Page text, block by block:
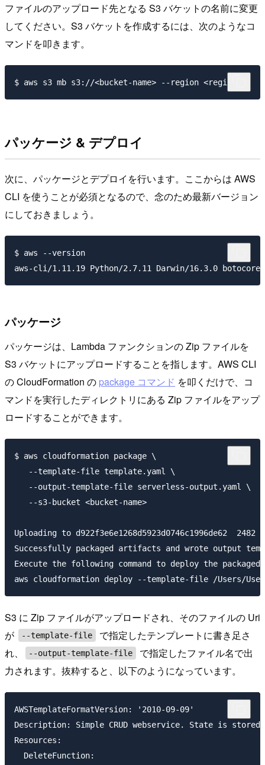
ファイルのアップロード先となる S3 バケットの名前に変更
してください。S3 バケットを作成するには、次のようなコ
マンドを叩きます。
パッケージ & デプロイ
次に、パッケージとデプロイを行います。ここからは AWS
CLI を使うことが必須となるので、念のため最新バージョン
にしておきましょう。
$ aws --version
パッケージ
パッケージは、Lambda ファンクションの Zip ファイルを
S3 バケットにアップロードすることを指します。AWS CLI
の CloudFormation の package コマンド を叩くだけで、コ
マンドを実行したディレクトリにある Zip ファイルをアップ
ロードすることができます。
$ aws cloudformation package \
   --template-file template.yaml \
   --output-template-file serverless-output.yaml \
   --s3-bucket <bucket-name>
Uploading to d922f3e6e1268d5923d0746c1996de62
Successfully packaged artifacts and wrote output
Execute the following command to deploy the packaged
S3 に Zip ファイルがアップロードされ、そのファイルの Uri
が
--template-file
で指定したテンプレートに書き足さ
れ、
--output-template-file
で指定したファイル名で出
力されます。抜粋すると、以下のようになっています。
AWSTemplateFormatVersion: '2010-09-09'
Description: Simple CRUD webservice. State is stored
Resources:
  DeleteFunction: